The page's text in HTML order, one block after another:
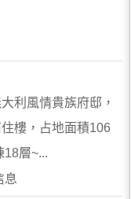
利風情貴族府邸，
樓，占地面積106
18層~...
息